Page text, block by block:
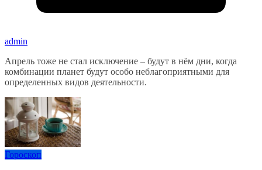
admin
Апрель тоже не стал исключение – будут в нём дни, когда
комбинации планет будут особо неблагоприятными для
определенных видов деятельности.
Гороскоп